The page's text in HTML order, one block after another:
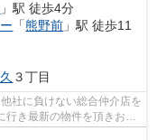
」駅 徒歩4分
「熊野前 」駅 徒歩11
３丁目
社に負けない総合仲介店を
行き最新の物件を頂きお客